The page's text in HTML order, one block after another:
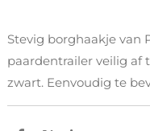
Stevig borghaakje van
paardentrailer veilig af
zwart. Eenvoudig te